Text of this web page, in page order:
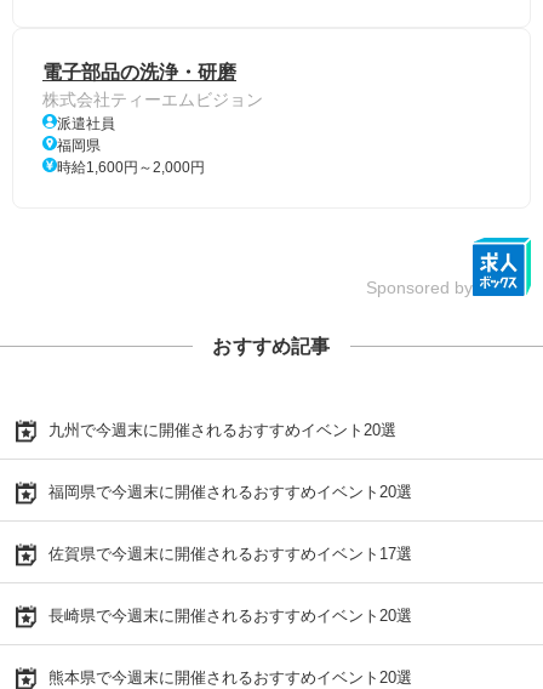
電子部品の洗浄・研磨
株式会社ティーエムビジョン
派遣社員
福岡県
時給1,600円～2,000円
Sponsored by
おすすめ記事
九州で今週末に開催されるおすすめイベント20選
福岡県で今週末に開催されるおすすめイベント20選
佐賀県で今週末に開催されるおすすめイベント17選
長崎県で今週末に開催されるおすすめイベント20選
熊本県で今週末に開催されるおすすめイベント20選